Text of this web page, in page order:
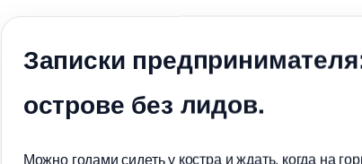
Записки
острове без лидов.
Можно годами сидеть у костра и ждать, когда на